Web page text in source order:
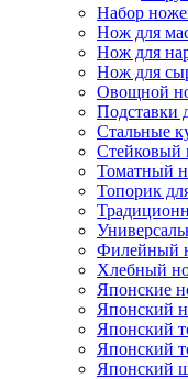
Набор
Нож для
Нож для
Нож для
Овощной
Подставки
Стальные
Стейковый
Томатный
Топорик
Филейный
Хлебный
Японские
Японский
Японский
Японский
Японский